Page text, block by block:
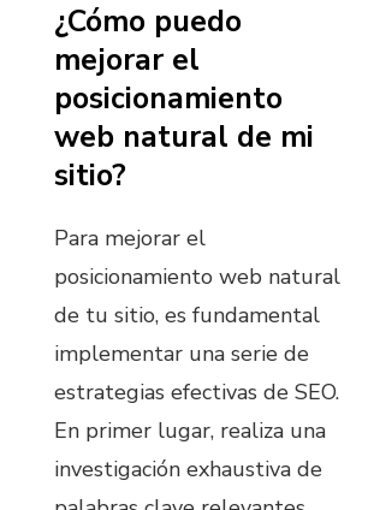
¿Cómo puedo
mejorar el
posicionamiento
web natural de mi
sitio?
Para mejorar el
posicionamiento web natural
de tu sitio, es fundamental
implementar una serie de
estrategias efectivas de SEO.
En primer lugar, realiza una
investigación exhaustiva de